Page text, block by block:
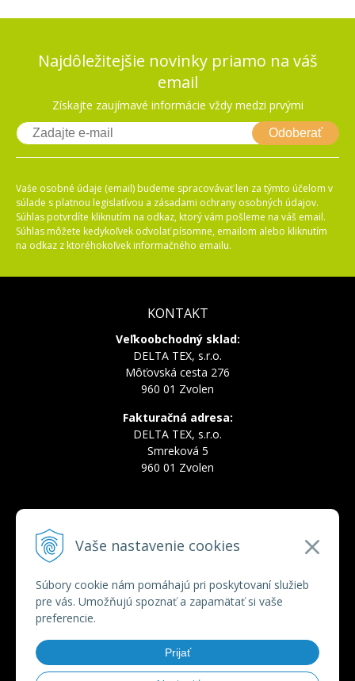
Vaše nastavenie cookies
Súbory cookie nám pomáhajú pri poskytovaní služieb
pre vás. Umožňujú spoznať a zapamätať si vaše
preferencie.
Prijať
Najdôležitejšie novinky priamo na váš
email
Získajte zaujímavé informácie vždy medzi prvými
Odoberať
Vaše osobné údaje (email) budeme spracovávať len za týmto účelom v
súlade s platnou legislatívou a zásadami ochrany osobných údajov.
Súhlas potvrdíte kliknutím na odkaz, ktorý vám pošleme na váš email.
Súhlas môžete kedykoľvek odvolať písomne, emailom alebo kliknutím
na odkaz z ktoréhokoľvek informačného emailu.
KONTAKT
Veľkoobchodný sklad:
DELTA TEX, s.r.o.
Môťovská cesta 276
960 01 Zvolen
Fakturačná adresa:
DELTA TEX, s.r.o.
Smreková 5
960 01 Zvolen
Tel.:+421 910 228 822
E-mail: deltatex@deltatex.sk
VŠETKO O NÁKUPE
Obchodné podmienky